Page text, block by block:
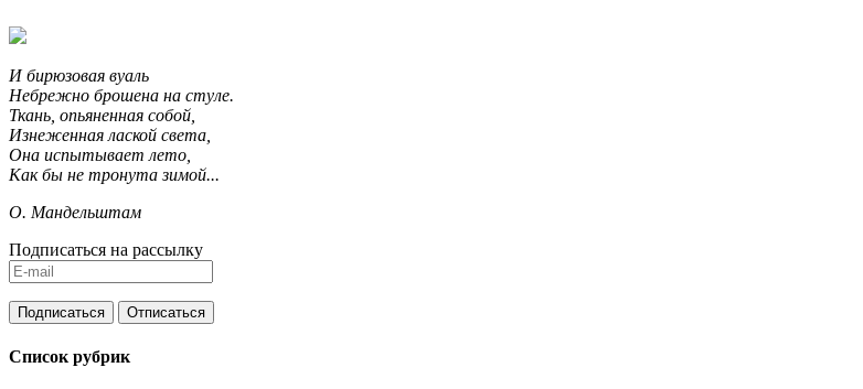
И бирюзовая вуаль
Небрежно брошена на стуле.
Ткань, опьяненная собой,
Изнеженная лаской света,
Она испытывает лето,
Как бы не тронута зимой...
О. Мандельштам
Подписаться на рассылку
Список рубрик